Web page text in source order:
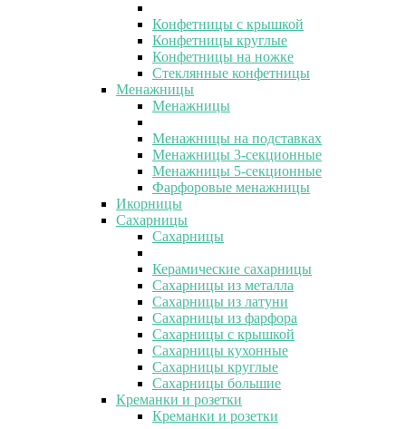
Конфетницы с крышкой
Конфетницы круглые
Конфетницы на ножке
Стеклянные конфетницы
Менажницы
Менажницы
Менажницы на подставках
Менажницы 3-секционные
Менажницы 5-секционные
Фарфоровые менажницы
Икорницы
Сахарницы
Сахарницы
Керамические сахарницы
Сахарницы из металла
Сахарницы из латуни
Сахарницы из фарфора
Сахарницы с крышкой
Сахарницы кухонные
Сахарницы круглые
Сахарницы большие
Креманки и розетки
Креманки и розетки